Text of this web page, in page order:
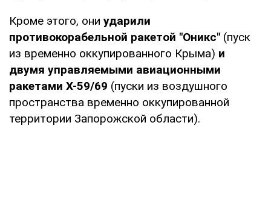
Кроме этого, они ударили
противокорабельной ракетой "Оникс" (пуск
из временно оккупированного Крыма) и
двумя управляемыми авиационными
ракетами Х-59/69 (пуски из воздушного
пространства временно оккупированной
территории Запорожской области).